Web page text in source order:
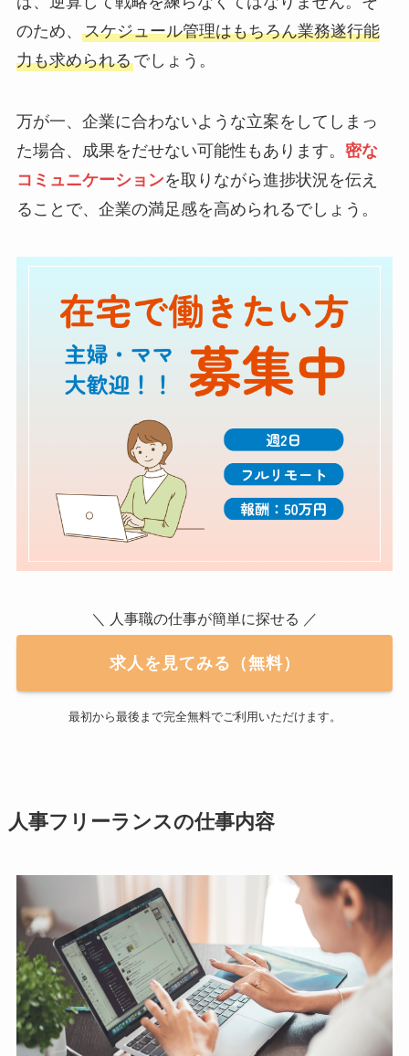
のため、 スケジュール管理はもちろん業務遂行能
力も求められるでしょう。
万が一、企業に合わないような立案をしてしまっ
た場合、成果をだせない可能性もあります。 密な
コミュニケーションを取りながら進捗状況を伝え
ることで、企業の満足感を高められるでしょう。
＼ 人事職の仕事が簡単に探せる ／
求人を見てみる（無料）
最初から最後まで完全無料でご利用いただけます。
人事フリーランスの仕事内容